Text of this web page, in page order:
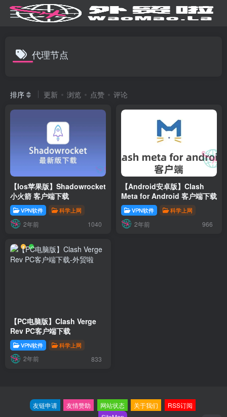
代理节点
排序 更新 浏览 点赞 评论
【Ios苹果版】Shadowrocket
小火箭 客户端下载
VPN软件 科学上网
2年前 1040
【Android安卓版】Clash
Meta for Android 客户端下载
VPN软件 科学上网
2年前 966
【PC电脑版】Clash Verge
Rev PC客户端下载
VPN软件 科学上网
2年前 833
友链申请 友情赞助 网站状态 关于我们
RSS订阅